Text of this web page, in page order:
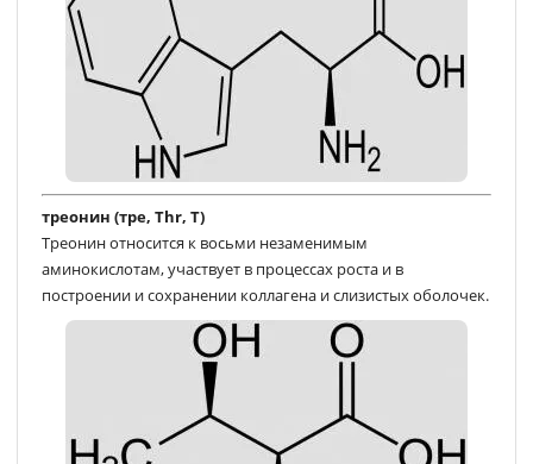
треонин (тре, Thr, T)
Треонин относится к восьми незаменимым
аминокислотам, участвует в процессах роста и в
построении и сохранении коллагена и слизистых оболочек.